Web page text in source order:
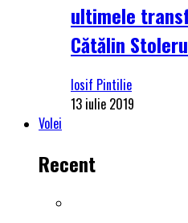
ultimele
Cătălin
Iosif Pintilie
13 iulie 2019
Volei
Recent